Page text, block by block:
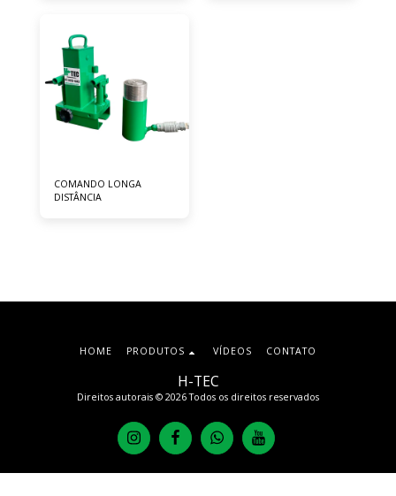
COMANDO LONGA
DISTÂNCIA
H-TEC
Direitos autorais © 2026 Todos os direitos reservados
HOME PRODUTOS VÍDEOS CONTATO